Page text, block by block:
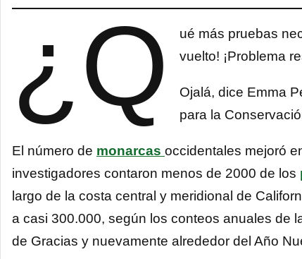
¿Q
ué más pruebas
vuelto! ¡Problema
Ojalá, dice Emma
para la
El número de monarcas occidentales mejoró
investigadores contaron menos de 2000 de los
largo de la costa central y meridional de
a casi 300.000, según los conteos anuales de
de Gracias y nuevamente alrededor del Año